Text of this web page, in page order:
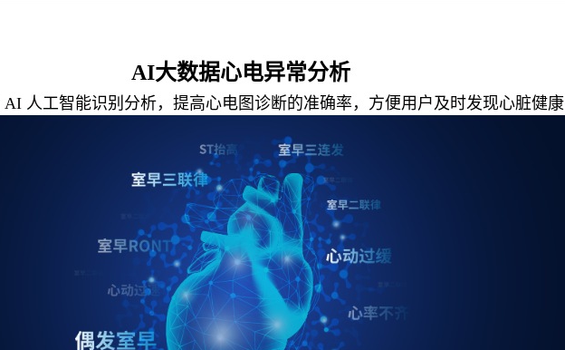
AI大数据心电异常分析
人工智能识别分析，提高心电图诊断的准确率，方便用户及时发现心脏健康